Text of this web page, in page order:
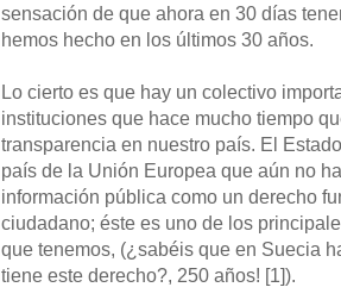
sensación de que ahora en 30 días
hemos hecho en los últimos 30 años.
Lo cierto es que hay un colectivo
instituciones que hace mucho tiempo
transparencia en nuestro país. El
país de la Unión Europea que aún no
información pública como un derecho
ciudadano; éste es uno de los
que tenemos, (¿sabéis que en Suecia
tiene este derecho?, 250 años! [1]).